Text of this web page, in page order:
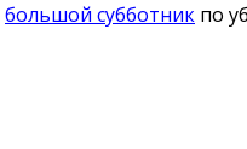
большой субботник по